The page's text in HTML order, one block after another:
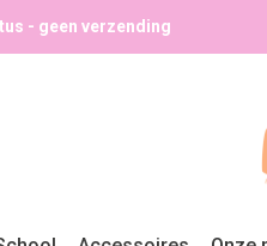
- geen verzending